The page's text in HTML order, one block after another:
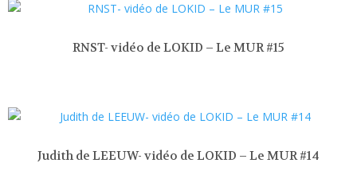
RNST- vidéo de LOKID – Le MUR #15
Judith de LEEUW- vidéo de LOKID – Le MUR #14